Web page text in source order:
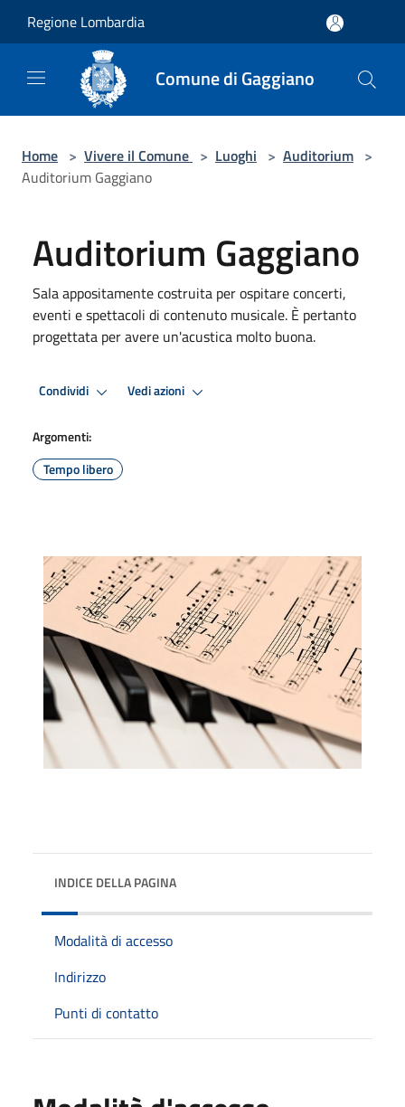
Regione Lombardia
Comune di Gaggiano
Home > Vivere il Comune > Luoghi > Auditorium >
Auditorium Gaggiano
Auditorium Gaggiano
Sala appositamente costruita per ospitare concerti,
eventi e spettacoli di contenuto musicale. È pertanto
progettata per avere un'acustica molto buona.
Condividi Vedi azioni
Argomenti:
Tempo libero
INDICE DELLA PAGINA
Modalità di accesso
Indirizzo
Punti di contatto